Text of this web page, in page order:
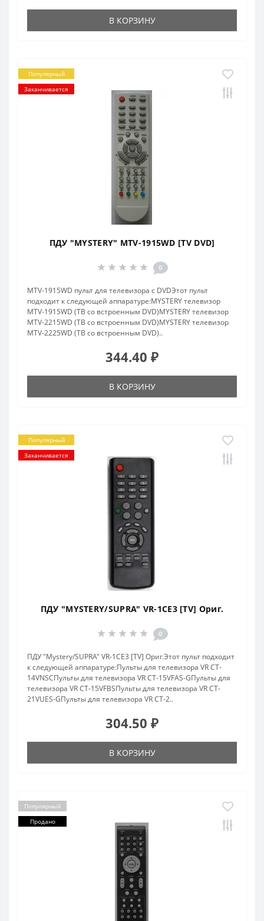
В КОРЗИНУ
Популярный
Заканчивается
ПДУ "MYSTERY" MTV-1915WD [TV DVD]
0
MTV-1915WD пульт для телевизора с DVDЭтот пульт
подходит к следующей аппаратуре:MYSTERY телевизор
MTV-1915WD (ТВ со встроенным DVD)MYSTERY телевизор
MTV-2215WD (ТВ со встроенным DVD)MYSTERY телевизор
MTV-2225WD (ТВ со встроенным DVD)..
344.40 ₽
В КОРЗИНУ
Популярный
Заканчивается
ПДУ "MYSTERY/SUPRA" VR-1CE3 [TV] Ориг.
0
ПДУ "Mystery/SUPRA" VR-1CE3 [TV] Ориг.Этот пульт подходит
к следующей аппаратуре:Пульты для телевизора VR CT-
14VNSCПульты для телевизора VR CT-15VFAS-GПульты для
телевизора VR CT-15VFBSПульты для телевизора VR CT-
21VUES-GПульты для телевизора VR CT-2..
304.50 ₽
В КОРЗИНУ
Популярный
Продано